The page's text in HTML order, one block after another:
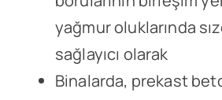
yağmur oluklarında
sağlayıcı olarak
Binalarda, prekast